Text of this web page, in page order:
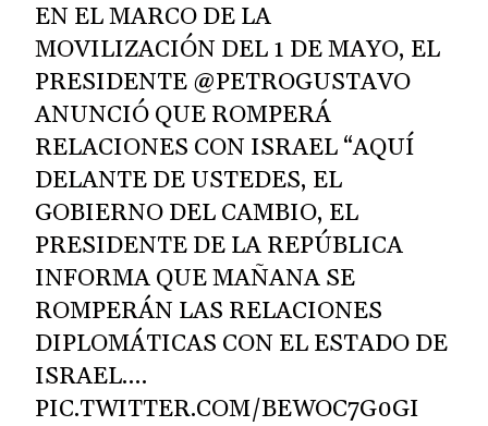
EN EL MARCO DE LA
MOVILIZACIÓN DEL 1 DE MAYO, EL
PRESIDENTE @PETROGUSTAVO
ANUNCIÓ QUE ROMPERÁ
RELACIONES CON ISRAEL “AQUÍ
DELANTE DE USTEDES, EL
GOBIERNO DEL CAMBIO, EL
PRESIDENTE DE LA REPÚBLICA
INFORMA QUE MAÑANA SE
ROMPERÁN LAS RELACIONES
DIPLOMÁTICAS CON EL ESTADO DE
ISRAEL.…
PIC.TWITTER.COM/BEWOC7G0GI